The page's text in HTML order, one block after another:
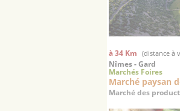
à 34 Km (distance à
Nîmes - Gard
Marchés Foires
Marché paysan
Marché des